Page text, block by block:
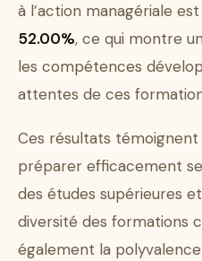
à l’action managériale
52.00%, ce qui montre
les compétences
attentes de ces
Ces résultats
préparer efficacement
des études supérieures
diversité des formations
également la